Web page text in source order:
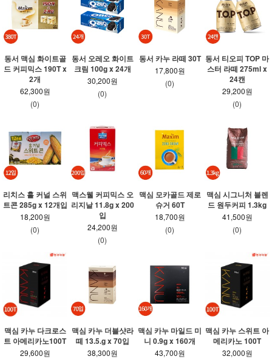
동서 맥심 화이트골
드 커피믹스 190T x
2개
62,300원
(0)
동서 오레오 화이트
크림 100g x 24개
30,200원
(0)
동서 카누 라떼 30T
17,800원
(0)
동서 티오피 TOP 마
스터 라떼 275ml x
24캔
29,200원
(0)
리치스 홀 커널 스위
트콘 285g x 12개입
18,200원
(0)
맥스웰 커피믹스 오
리지날 11.8g x 200
입
24,200원
(0)
맥심 모카골드 제로
슈거 60T
18,700원
(0)
맥심 시그니처 블렌
드 원두커피 1.3kg
41,500원
(0)
맥심 카누 다크로스
트 아메리카노100T
29,600원
맥심 카누 더블샷라
떼 13.5.g x 70입
38,300원
맥심 카누 마일드 미
니 0.9g x 160개
43,700원
맥심 카누 스위트 아
메리카노 100T
32,000원